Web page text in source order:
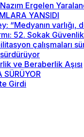
Ergelen
YANSIDI
“Medyanın
52. Sokak
çalışmaları
ve Beraberlik Aşısı
SÜRÜYOR
Girdi